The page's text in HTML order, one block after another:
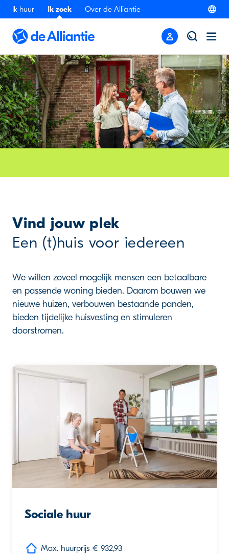
Ik huur Ik zoek Over de Alliantie
Vind jouw plek
Een (t)huis voor iedereen
We willen zoveel mogelijk mensen een betaalbare
en passende woning bieden. Daarom bouwen we
nieuwe huizen, verbouwen bestaande panden,
bieden tijdelijke huisvesting en stimuleren
doorstromen.
Sociale huur
Max. huurprijs € 932,93